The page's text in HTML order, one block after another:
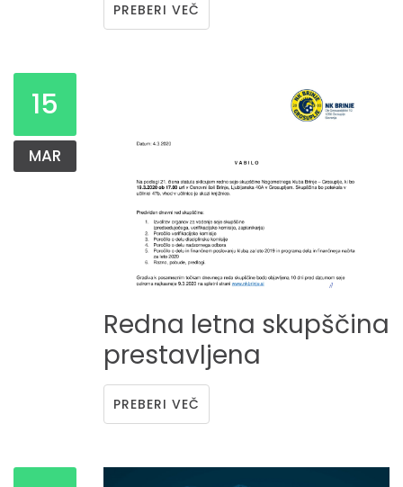
PREBERI VEČ
15
MAR
Redna letna skupščina
prestavljena
PREBERI VEČ